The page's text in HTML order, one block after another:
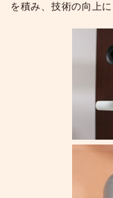
を積み、技術の向上